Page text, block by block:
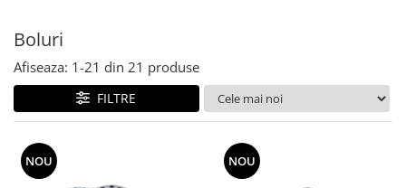
Colectia Berries
Colectia Butterfly Dance
Colectia Morning Sunrise
Colectia Infinity
Colectia Morning Glory
Colectia Blue Sea
viață. Vă mulțumesc!
Boluri
Afiseaza: 1-21 din 21 produse
FILTRE
NOU NOU